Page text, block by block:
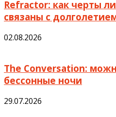
Refractor: как черты
связаны с
02.08.2026
The Conversation:
бессонные ночи
29.07.2026